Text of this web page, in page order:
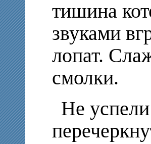
тишина
звуками
лопат.
смолки.
Не